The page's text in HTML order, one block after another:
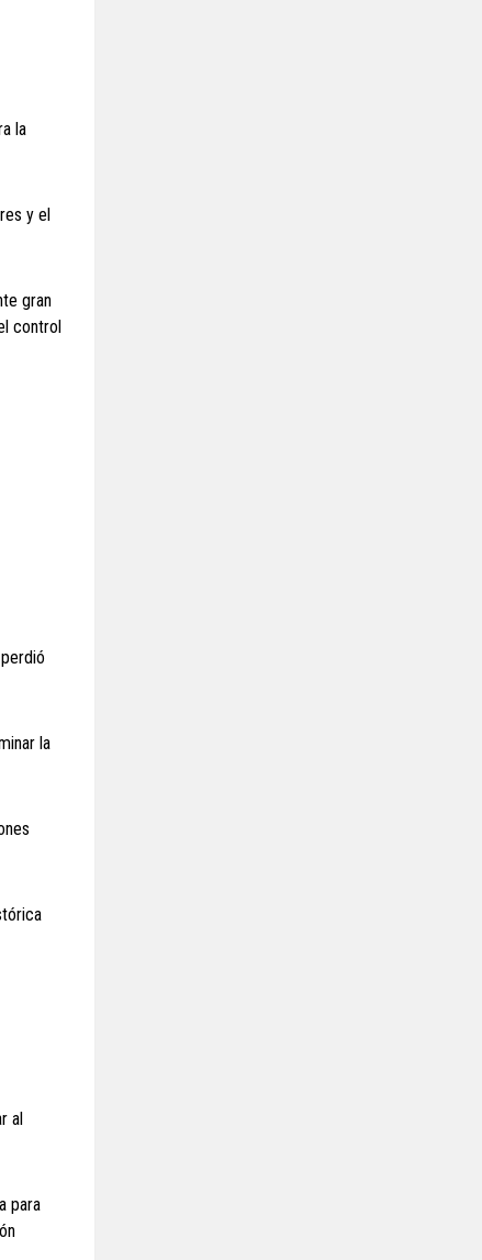
la
y el
gran
control
la
al
para